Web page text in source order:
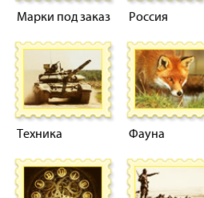
Марки под заказ Россия
Техника Фауна